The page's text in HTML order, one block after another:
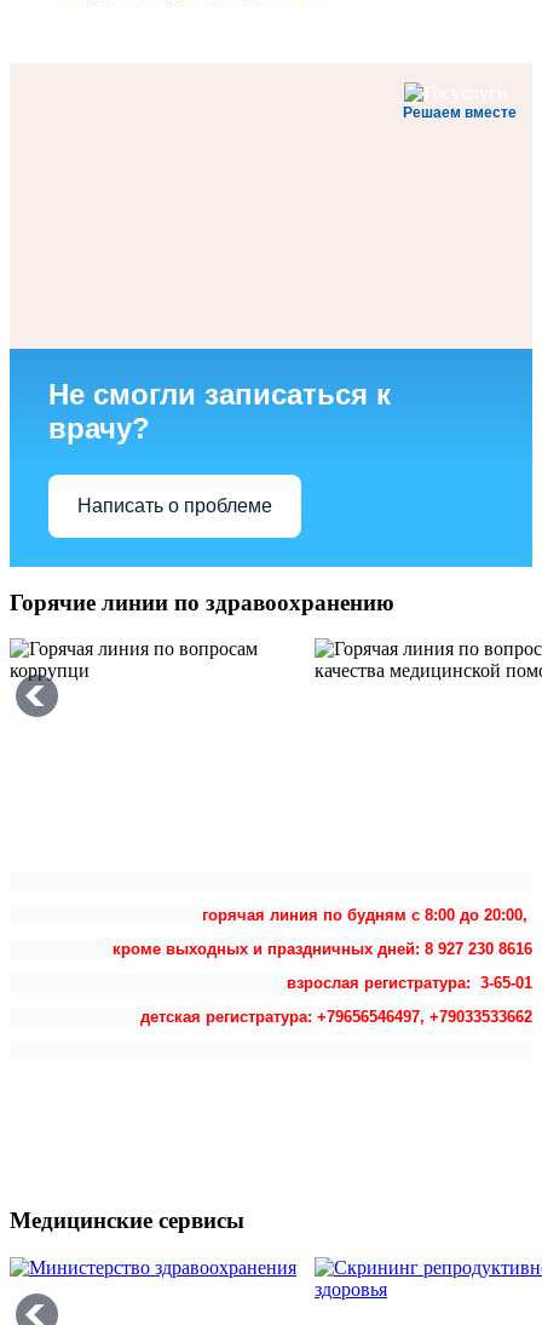
Решаем вместе
Не смогли записаться к
врачу?
Написать о проблеме
Горячие линии по здравоохранению
горячая линия по будням с 8:00 до 20:00,
кроме выходных и праздничных дней: 8 927 230 8616
взрослая регистратура: 3-65-01
детская регистратура: +79656546497, +79033533662
Медицинские сервисы